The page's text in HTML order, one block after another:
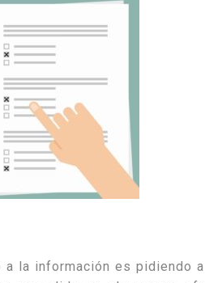
la información es pidiendo